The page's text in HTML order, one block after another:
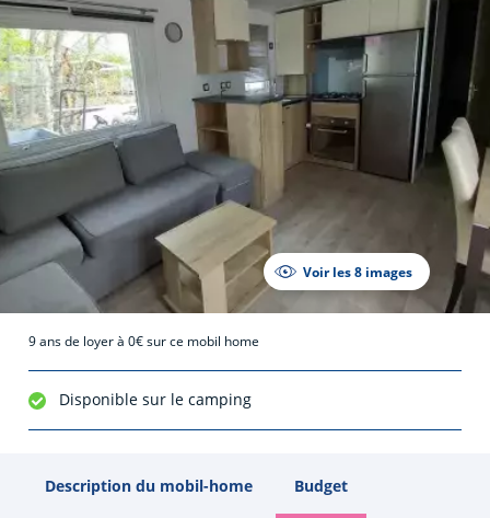
Voir les 8 images
9 ans de loyer à 0€ sur ce mobil home
Disponible sur le camping
Description du mobil-home Budget